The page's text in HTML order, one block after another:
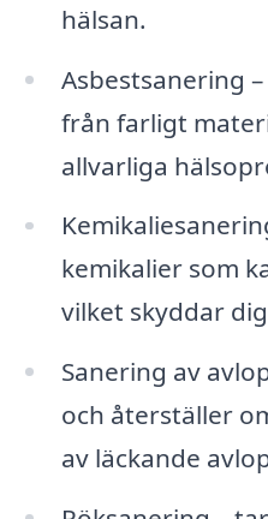
hälsan.
Asbestsanering
från farligt
allvarliga
kemikalier som
vilket skyddar
Sanering av
och återställer
av läckande